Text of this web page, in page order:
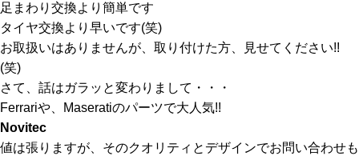
足まわり交換より簡単です
タイヤ交換より早いです(笑)
お取扱いはありませんが、取り付けた方、見せてください!!
(笑)
さて、話はガラッと変わりまして・・・
Ferrariや、Maseratiのパーツで大人気!!
Novitec
値は張りますが、そのクオリティとデザインでお問い合わせも